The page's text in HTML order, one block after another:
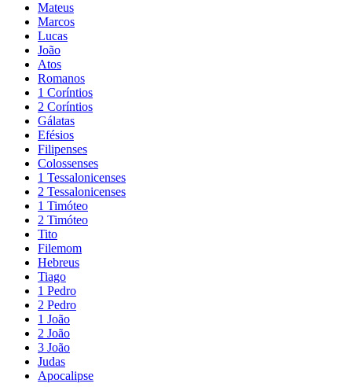
Mateus
Marcos
Lucas
João
Atos
Romanos
1 Coríntios
2 Coríntios
Gálatas
Efésios
Filipenses
Colossenses
1 Tessalonicenses
2 Tessalonicenses
1 Timóteo
2 Timóteo
Tito
Filemom
Hebreus
Tiago
1 Pedro
2 Pedro
1 João
2 João
3 João
Judas
Apocalipse